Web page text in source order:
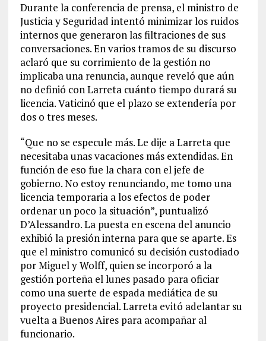
Durante la conferencia de prensa, el ministro de
Justicia y Seguridad intentó minimizar los ruidos
internos que generaron las filtraciones de sus
conversaciones. En varios tramos de su discurso
aclaró que su corrimiento de la gestión no
implicaba una renuncia, aunque reveló que aún
no definió con Larreta cuánto tiempo durará su
licencia. Vaticinó que el plazo se extendería por
dos o tres meses.
“Que no se especule más. Le dije a Larreta que
necesitaba unas vacaciones más extendidas. En
función de eso fue la chara con el jefe de
gobierno. No estoy renunciando, me tomo una
licencia temporaria a los efectos de poder
ordenar un poco la situación”, puntualizó
D’Alessandro. La puesta en escena del anuncio
exhibió la presión interna para que se aparte. Es
que el ministro comunicó su decisión custodiado
por Miguel y Wolff, quien se incorporó a la
gestión porteña el lunes pasado para oficiar
como una suerte de espada mediática de su
proyecto presidencial. Larreta evitó adelantar su
vuelta a Buenos Aires para acompañar al
funcionario.